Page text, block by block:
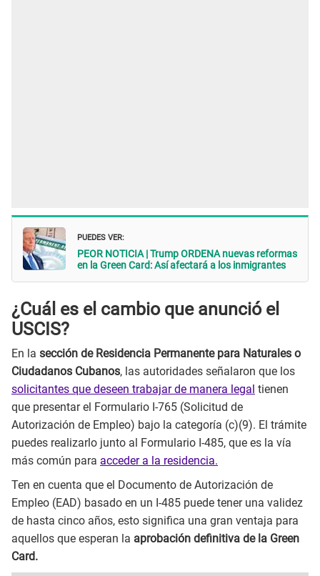
PUEDES VER:
PEOR NOTICIA | Trump ORDENA nuevas reformas
en la Green Card: Así afectará a los inmigrantes
¿Cuál es el cambio que anunció el
USCIS?
En la sección de Residencia Permanente para Naturales o
Ciudadanos Cubanos, las autoridades señalaron que los
solicitantes que deseen trabajar de manera legal tienen
que presentar el Formulario I-765 (Solicitud de
Autorización de Empleo) bajo la categoría (c)(9). El trámite
puedes realizarlo junto al Formulario I-485, que es la vía
más común para acceder a la residencia.
Ten en cuenta que el Documento de Autorización de
Empleo (EAD) basado en un I-485 puede tener una validez
de hasta cinco años, esto significa una gran ventaja para
aquellos que esperan la aprobación definitiva de la Green
Card.